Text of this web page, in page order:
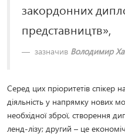
закордонних
представництв»,
зазначив Володимир
Серед цих пріоритетів спікер
діяльність у напрямку нових
необхідної зброї, створення
ленд-лізу; другий – це